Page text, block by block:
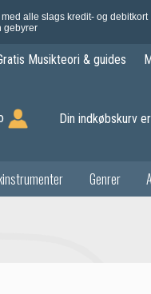
med alle slags kredit- og debitkort
gebyrer
Musikteori & guides
Din indkøbskurv
Genrer